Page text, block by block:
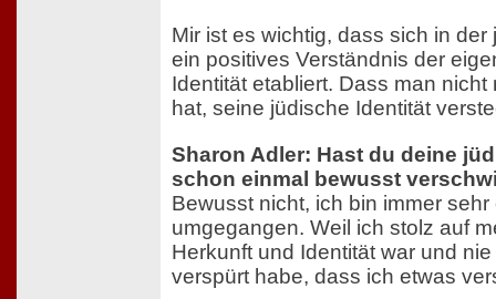
Mir ist es wichtig, dass sich in
ein positives Verständnis der
Identität etabliert. Dass man
hat, seine jüdische Identität
Sharon Adler: Hast du deine
schon einmal bewusst
Bewusst nicht, ich bin immer sehr
umgegangen. Weil ich stolz auf
Herkunft und Identität war und
verspürt habe, dass ich etwas